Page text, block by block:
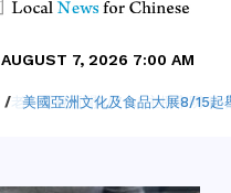
AUGUST 7, 2026 7:00 AM
/ 美國亞洲文化及食品大展8/15起